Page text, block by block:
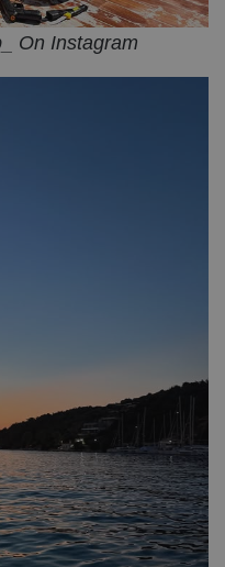
On Instagram